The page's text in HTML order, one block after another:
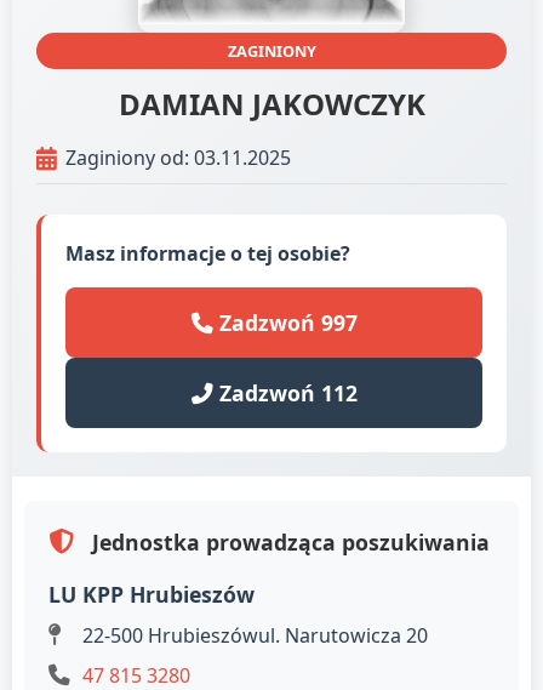
ZAGINIONY
DAMIAN JAKOWCZYK
Zaginiony od: 03.11.2025
Masz informacje o tej osobie?
Zadzwoń 997
Zadzwoń 112
Jednostka prowadząca poszukiwania
LU KPP Hrubieszów
22-500 Hrubieszówul. Narutowicza 20
47 815 3280